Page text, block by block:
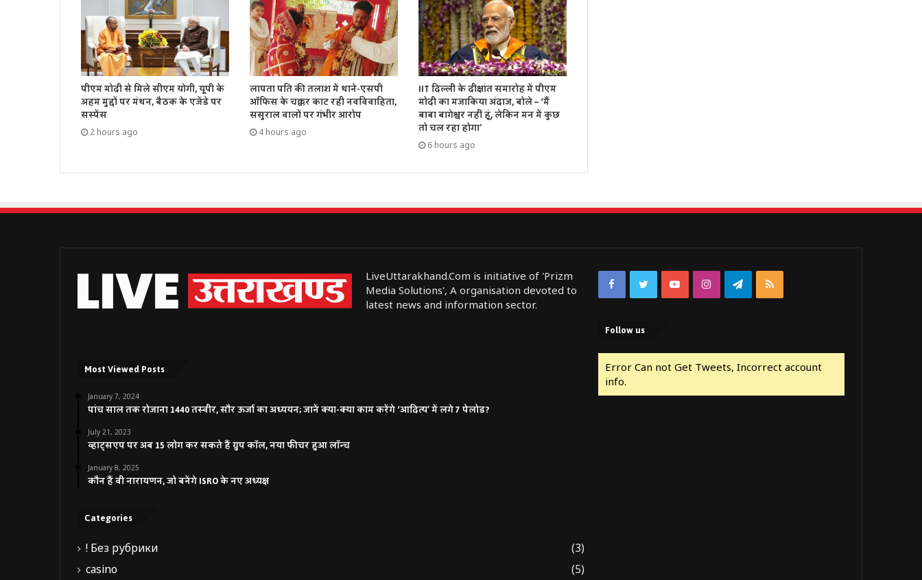
पीएम मोदी से मिले सीएम योगी, यूपी के
अहम मुद्दों पर मंथन, बैठक के एजेंडे पर
सस्पेंस
2 hours ago
लापता पति की तलाश में थाने-एसपी
ऑफिस के चक्कर काट रही नवविवाहिता,
ससुराल वालों पर गंभीर आरोप
4 hours ago
IIT दिल्ली के दीक्षांत समारोह में पीएम
मोदी का मजाकिया अंदाज, बोले – ‘मैं
बाबा बागेश्वर नहीं हूं, लेकिन मन में कुछ
तो चल रहा होगा’
6 hours ago
LiveUttarakhand.Com is initiative of 'Prizm
Media Solutions', A organisation devoted to
latest news and information sector.
Most Viewed Posts
January 7, 2024
पांच साल तक रोजाना 1440 तस्वीर, सौर ऊर्जा का अध्ययन; जानें क्या-क्या काम करेंगे ‘आदित्य’ में लगे 7 पेलोड?
July 21, 2023
व्हाट्सएप पर अब 15 लोग कर सकते हैं ग्रुप कॉल, नया फीचर हुआ लॉन्च
January 8, 2025
कौन हैं वी नारायणन, जो बनेंगे ISRO के नए अध्यक्ष
Categories
! Без рубрики
(3)
casino
(5)
FacebookTwitterYouTubeInstagramTelegram
RSS
Follow us
Error Can not Get Tweets, Incorrect account
info.